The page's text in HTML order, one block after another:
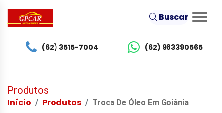
Buscar
(62) 3515-7004 (62) 983390565
Produtos
Início Produtos Troca De Óleo Em Goiânia